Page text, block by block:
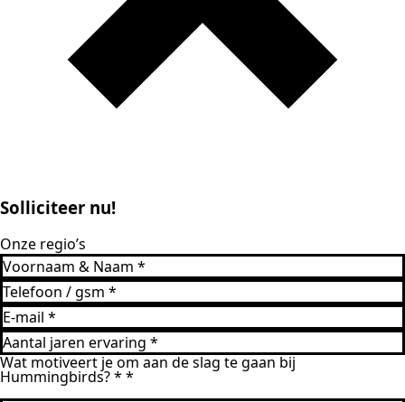
Solliciteer nu!
Onze regio’s
Wat motiveert je om aan de slag te gaan bij
Hummingbirds? * *